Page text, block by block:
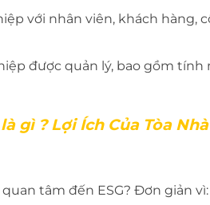
với nhân viên, khách hàng,
được quản lý, bao gồm tính
là gì ? Lợi Ích Của Tòa
tâm đến ESG? Đơn giản vì: